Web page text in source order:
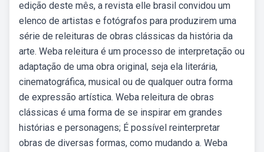
edição deste mês, a revista elle brasil convidou um
elenco de artistas e fotógrafos para produzirem uma
série de releituras de obras clássicas da história da
arte. Weba releitura é um processo de interpretação ou
adaptação de uma obra original, seja ela literária,
cinematográfica, musical ou de qualquer outra forma
de expressão artística. Weba releitura de obras
clássicas é uma forma de se inspirar em grandes
histórias e personagens; É possível reinterpretar
obras de diversas formas, como mudando a. Weba